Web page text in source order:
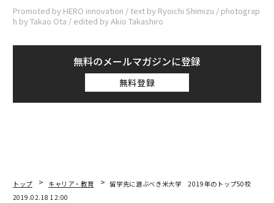
Promoted by HERO innovation / text by Ryoichi Shimizu / photograp
h by Takao Ota / edited by Akio Takashiro
無料のメールマガジンに登録
無料登録
トップ キャリア・教育
留学先に選ぶべき米大学 2019年のトップ50校
2019.02.18 12:00